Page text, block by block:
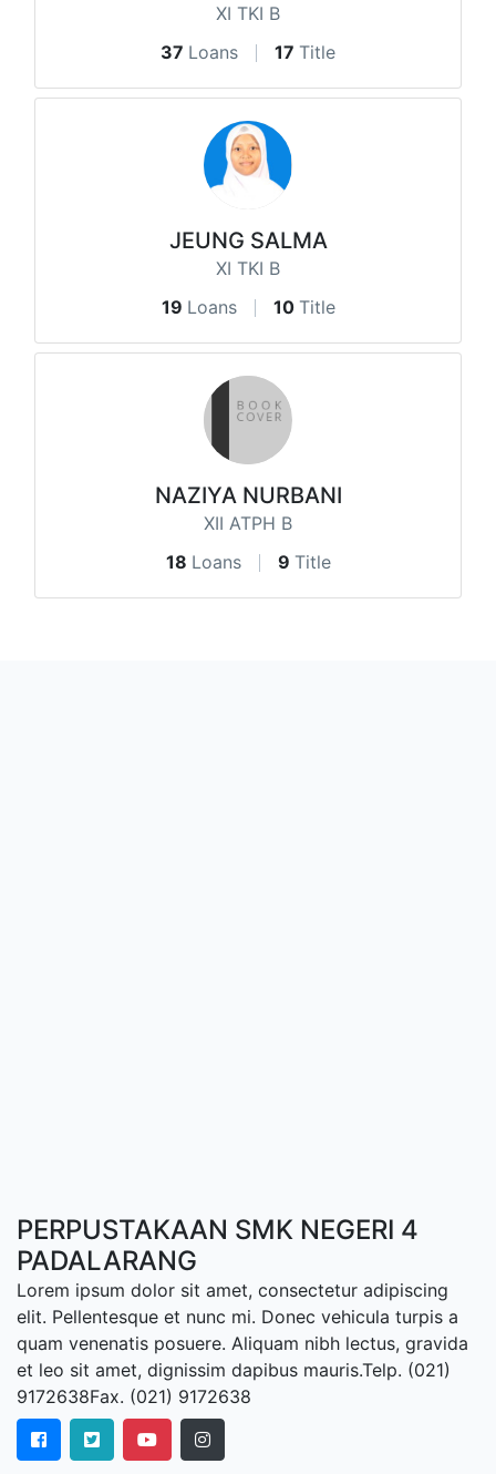
XI TKI B
37 Loans 17 Title
JEUNG SALMA
XI TKI B
19 Loans 10 Title
NAZIYA NURBANI
XII ATPH B
18 Loans 9 Title
PERPUSTAKAAN SMK NEGERI 4
PADALARANG
Lorem ipsum dolor sit amet, consectetur adipiscing
elit. Pellentesque et nunc mi. Donec vehicula turpis a
quam venenatis posuere. Aliquam nibh lectus, gravida
et leo sit amet, dignissim dapibus mauris.Telp. (021)
9172638Fax. (021) 9172638